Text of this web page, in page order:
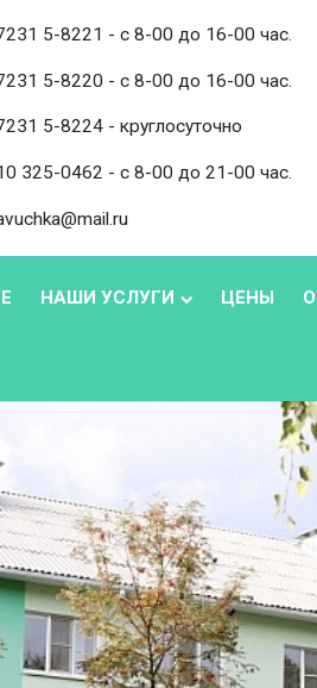
5-8221 - с 8-00 до 16-00 час.
5-8220 - с 8-00 до 16-00 час.
5-8224 - круглосуточно
325-0462 - с 8-00 до 21-00 час.
НАШИ УСЛУГИ ЦЕНЫ